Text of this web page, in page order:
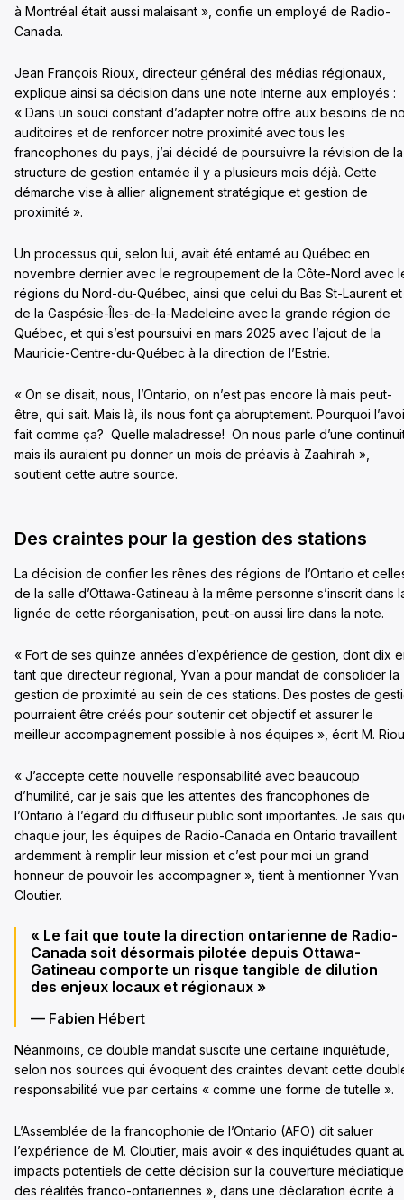
à Montréal était aussi malaisant », confie un employé de Radio-
Canada.
Jean François Rioux, directeur général des médias régionaux,
explique ainsi sa décision dans une note interne aux employés :
« Dans un souci constant d’adapter notre offre aux besoins de
auditoires et de renforcer notre proximité avec tous les
francophones du pays, j’ai décidé de poursuivre la révision de la
structure de gestion entamée il y a plusieurs mois déjà. Cette
démarche vise à allier alignement stratégique et gestion de
proximité ».
Un processus qui, selon lui, avait été entamé au Québec en
novembre dernier avec le regroupement de la Côte-Nord avec
régions du Nord-du-Québec, ainsi que celui du Bas St-Laurent et
de la Gaspésie-Îles-de-la-Madeleine avec la grande région de
Québec, et qui s’est poursuivi en mars 2025 avec l’ajout de la
Mauricie-Centre-du-Québec à la direction de l’Estrie.
« On se disait, nous, l’Ontario, on n’est pas encore là mais peut-
être, qui sait. Mais là, ils nous font ça abruptement. Pourquoi
fait comme ça? Quelle maladresse! On nous parle d’une
mais ils auraient pu donner un mois de préavis à Zaahirah »,
soutient cette autre source.
Des craintes pour la gestion des stations
La décision de confier les rênes des régions de l’Ontario et
de la salle d’Ottawa-Gatineau à la même personne s’inscrit dans
lignée de cette réorganisation, peut-on aussi lire dans la note.
« Fort de ses quinze années d’expérience de gestion, dont dix
tant que directeur régional, Yvan a pour mandat de consolider la
gestion de proximité au sein de ces stations. Des postes de
pourraient être créés pour soutenir cet objectif et assurer le
meilleur accompagnement possible à nos équipes », écrit M.
« J’accepte cette nouvelle responsabilité avec beaucoup
d’humilité, car je sais que les attentes des francophones de
l’Ontario à l’égard du diffuseur public sont importantes. Je sais
chaque jour, les équipes de Radio-Canada en Ontario travaillent
ardemment à remplir leur mission et c’est pour moi un grand
honneur de pouvoir les accompagner », tient à mentionner Yvan
Cloutier.
« Le fait que toute la direction ontarienne de Radio-
Canada soit désormais pilotée depuis Ottawa-
Gatineau comporte un risque tangible de dilution
des enjeux locaux et régionaux »
— Fabien Hébert
Néanmoins, ce double mandat suscite une certaine inquiétude,
selon nos sources qui évoquent des craintes devant cette
responsabilité vue par certains « comme une forme de tutelle ».
L’Assemblée de la francophonie de l’Ontario (AFO) dit saluer
l’expérience de M. Cloutier, mais avoir « des inquiétudes quant
impacts potentiels de cette décision sur la couverture médiatique
des réalités franco-ontariennes », dans une déclaration écrite à